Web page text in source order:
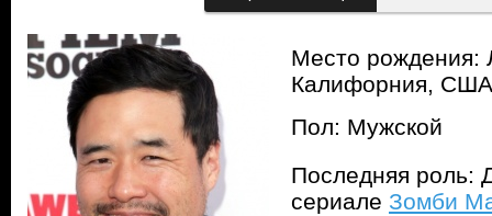
Место рождения:
Калифорния, США
Пол: Мужской
Последняя роль:
сериале Зомби